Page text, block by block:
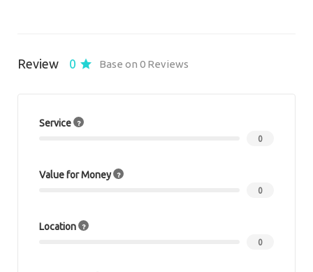
Review 0 Base on 0 Reviews
Service
0
Value for Money
0
Location
0